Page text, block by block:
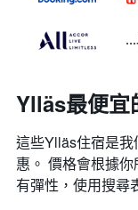
Ylläs最便宜
這些Ylläs​住宿是
惠。 價格會根據
有彈性，使用搜尋